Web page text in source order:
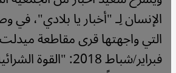
الإنسان لِـ "أخبار يا بلادي"،
التي واجهتها قرى مقاطعة
فبراير/شباط 2018: